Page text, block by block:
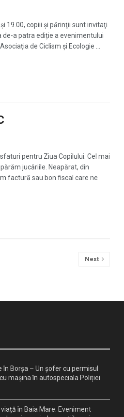
19.00, copiii şi părinţii sunt invitaţi
a patra ediție a evenimentului
de Ciclism și Ecologie ...
pentru Ziua Copilului. Cel mai
jucăriile. Neapărat, din
factură sau bon fiscal care ne
Next
Borșa – Un șofer cu permisul
mașina în autospeciala Poliției
în Baia Mare. Eveniment